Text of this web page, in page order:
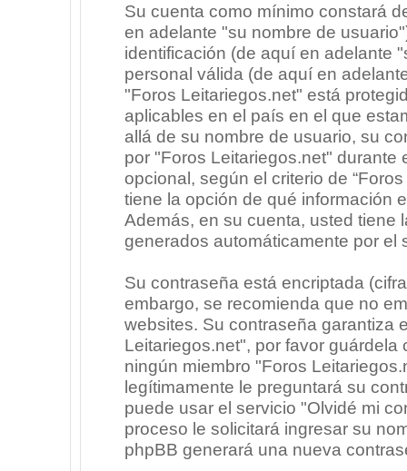
Su cuenta como mínimo constará
en adelante "su nombre de
identificación (de aquí en adelante
personal válida (de aquí en
"Foros Leitariegos.net" está
aplicables en el país en el que
allá de su nombre de usuario, su
por "Foros Leitariegos.net" durante
opcional, según el criterio de
tiene la opción de qué información
Además, en su cuenta, usted tiene
generados automáticamente por el
Su contraseña está encriptada
embargo, se recomienda que no
websites. Su contraseña garantiza
Leitariegos.net", por favor
ningún miembro "Foros
legítimamente le preguntará su
puede usar el servicio "Olvidé mi
proceso le solicitará ingresar su
phpBB generará una nueva